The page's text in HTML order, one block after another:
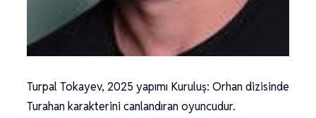
Turpal Tokayev, 2025 yapımı Kuruluş: Orhan dizisinde
Turahan karakterini canlandıran oyuncudur.